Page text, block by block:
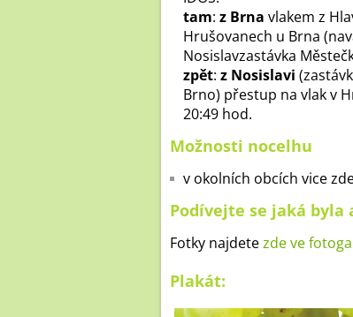
tam: z Brna vlakem z
Hrušovanech u Brna
Nosislavzastávka
zpět: z Nosislavi
Brno) přestup na vlak v
20:49 hod.
Možnosti nocelhu
v okolních obcích vice
Podívejte se jaká
Fotky najdetezde ve
Plakát: